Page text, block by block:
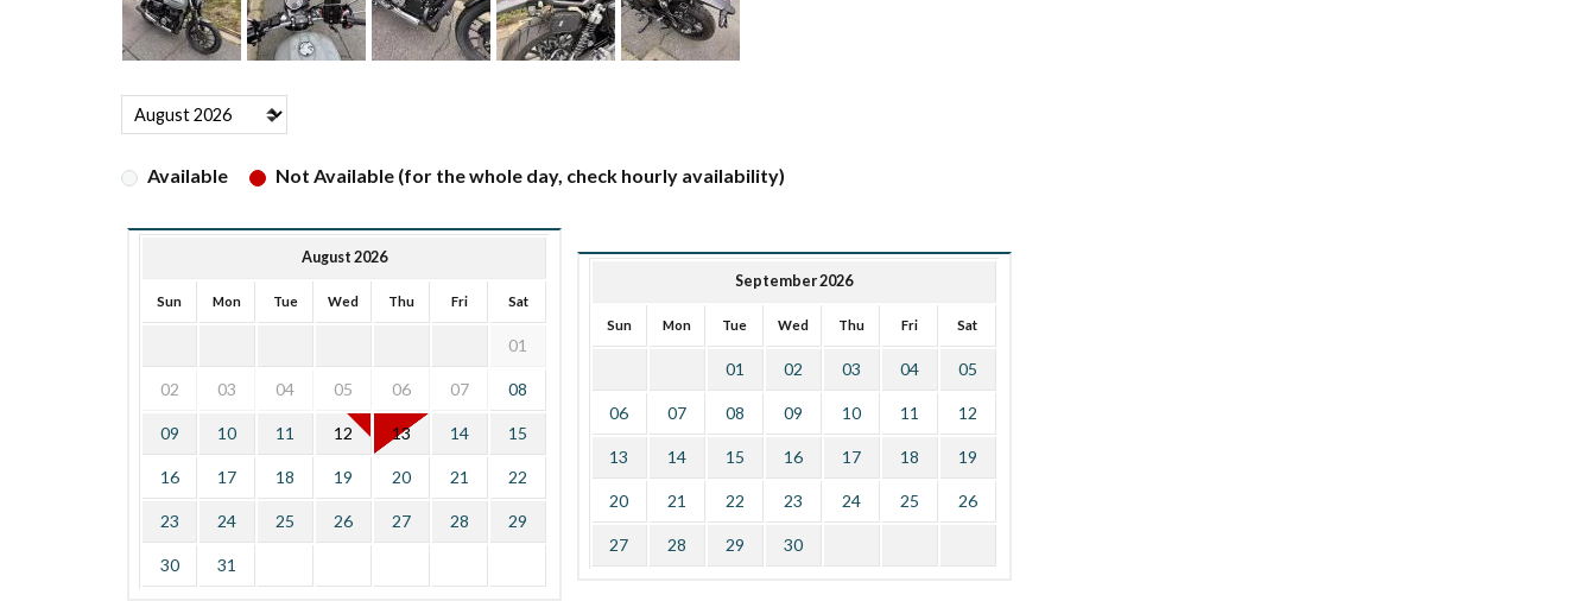
Available Not Available (for the whole day, check hourly availability)
August 2026
Sun Mon Tue Wed Thu Fri Sat
01
02 03 04 05 06 07 08
09 10 11 12 13 14 15
16 17 18 19 20 21 22
23 24 25 26 27 28 29
30 31
September 2026
Sun Mon Tue Wed Thu Fri Sat
01 02 03 04 05
06 07 08 09 10 11 12
13 14 15 16 17 18 19
20 21 22 23 24 25 26
27 28 29 30